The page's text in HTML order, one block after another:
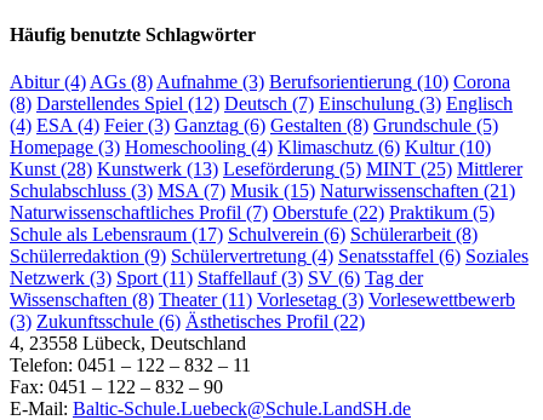
Häufig benutzte Schlagwörter
Abitur(4) AGs (8) Aufnahme (3) Berufsorientierung (10) Corona
(8) Darstellendes Spiel (12) Deutsch (7) Einschulung (3) Englisch
(4) ESA (4) Feier(3) Ganztag (6) Gestalten (8) Grundschule (5)
Homepage (3) Homeschooling (4) Klimaschutz (6) Kultur(10)
Kunst (28) Kunstwerk (13) Leseförderung (5) MINT (25) Mittlerer
Schulabschluss (3) MSA (7) Musik (15) Naturwissenschaften (21)
Naturwissenschaftliches Profil (7) Oberstufe (22) Praktikum (5)
Schule als Lebensraum (17) Schulverein (6) Schülerarbeit (8)
Schülerredaktion (9) Schülervertretung (4) Senatsstaffel (6) Soziales
Netzwerk (3) Sport (11) Staffellauf(3) SV (6) Tag der
Wissenschaften (8) Theater(11) Vorlesetag (3) Vorlesewettbewerb
(3) Zukunftsschule (6) Ästhetisches Profil (22)
4, 23558 Lübeck, Deutschland
Telefon: 0451 – 122 – 832 – 11
Fax: 0451 – 122 – 832 – 90
E-Mail: Baltic-Schule.Luebeck@Schule.LandSH.de